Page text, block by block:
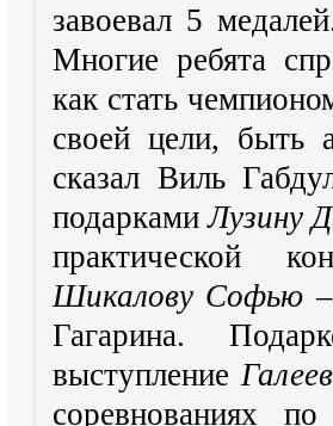
завоевал 5
Многие ребята
как стать
своей цели,
сказал Виль
подаркамиЛузину
практической
Шикалову Софью
Гагарина.
выступление
соревнованиях